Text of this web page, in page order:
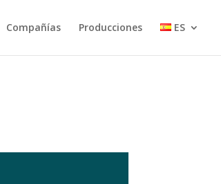
Compañías Producciones ES